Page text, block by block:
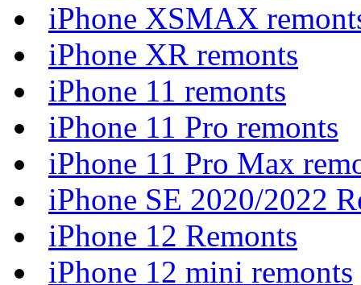
iPhone XSMAX
iPhone XR remonts
iPhone 11 remonts
iPhone 11 Pro remonts
iPhone 11 Pro Max
iPhone SE 2020/2022
iPhone 12 Remonts
iPhone 12 mini remonts